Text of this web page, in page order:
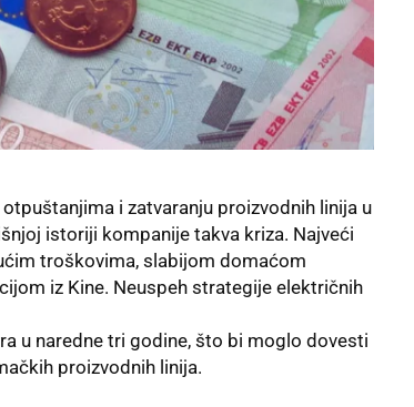
i zatvaranju proizvodnih linija u
istoriji kompanije takva kriza. Najveći
troškovima, slabijom domaćom
iz Kine. Neuspeh strategije električnih
u naredne tri godine, što bi moglo dovesti
proizvodnih linija.